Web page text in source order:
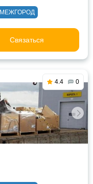
МЕЖГОРОД
Связаться
4.4 0